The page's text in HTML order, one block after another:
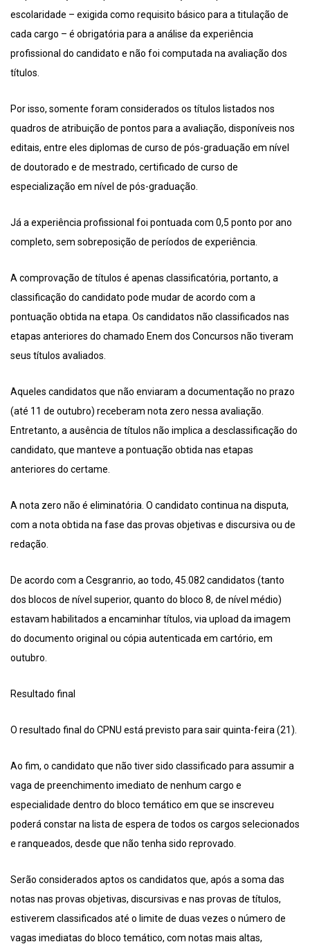
escolaridade – exigida como requisito básico para a titulação de
cada cargo – é obrigatória para a análise da experiência
profissional do candidato e não foi computada na avaliação dos
títulos.
Por isso, somente foram considerados os títulos listados nos
quadros de atribuição de pontos para a avaliação, disponíveis nos
editais, entre eles diplomas de curso de pós-graduação em nível
de doutorado e de mestrado, certificado de curso de
especialização em nível de pós-graduação.
Já a experiência profissional foi pontuada com 0,5 ponto por ano
completo, sem sobreposição de períodos de experiência.
A comprovação de títulos é apenas classificatória, portanto, a
classificação do candidato pode mudar de acordo com a
pontuação obtida na etapa. Os candidatos não classificados nas
etapas anteriores do chamado Enem dos Concursos não tiveram
seus títulos avaliados.
Aqueles candidatos que não enviaram a documentação no prazo
(até 11 de outubro) receberam nota zero nessa avaliação.
Entretanto, a ausência de títulos não implica a desclassificação do
candidato, que manteve a pontuação obtida nas etapas
anteriores do certame.
A nota zero não é eliminatória. O candidato continua na disputa,
com a nota obtida na fase das provas objetivas e discursiva ou de
redação.
De acordo com a Cesgranrio, ao todo, 45.082 candidatos (tanto
dos blocos de nível superior, quanto do bloco 8, de nível médio)
estavam habilitados a encaminhar títulos, via upload da imagem
do documento original ou cópia autenticada em cartório, em
outubro.
Resultado final
O resultado final do CPNU está previsto para sair quinta-feira (21).
Ao fim, o candidato que não tiver sido classificado para assumir a
vaga de preenchimento imediato de nenhum cargo e
especialidade dentro do bloco temático em que se inscreveu
poderá constar na lista de espera de todos os cargos selecionados
e ranqueados, desde que não tenha sido reprovado.
Serão considerados aptos os candidatos que, após a soma das
notas nas provas objetivas, discursivas e nas provas de títulos,
estiverem classificados até o limite de duas vezes o número de
vagas imediatas do bloco temático, com notas mais altas,